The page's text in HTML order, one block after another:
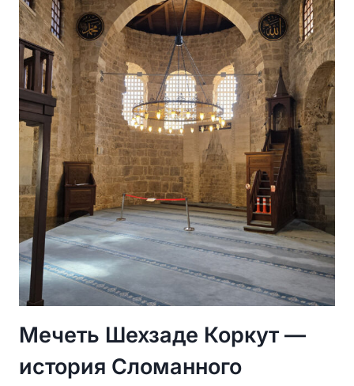
Мечеть Шехзаде Коркут —
история Сломанного